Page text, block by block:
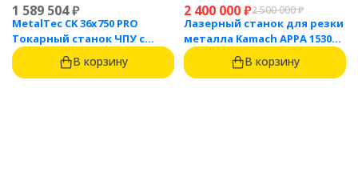
1 589 504₽
MetalTec CK 36x750 PRO
Токарный станок ЧПУ с
горизонтальной станиной
В корзину
2 400 000₽2 500 000₽
Лазерный станок для резки
металла Kamach APPA 1530
(3000 Вт)
В корзину